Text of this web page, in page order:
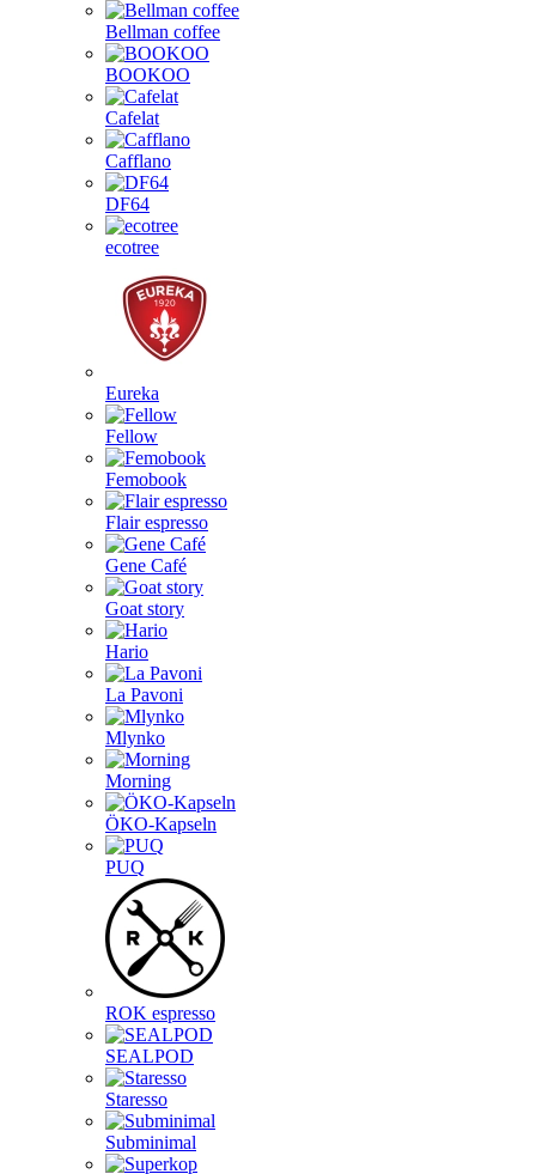
Bellman coffee
BOOKOO
Cafelat
Cafflano
DF64
ecotree
Eureka
Fellow
Femobook
Flair espresso
Gene Café
Goat story
Hario
La Pavoni
Mlynko
Morning
ÖKO-Kapseln
PUQ
ROK espresso
SEALPOD
Staresso
Subminimal